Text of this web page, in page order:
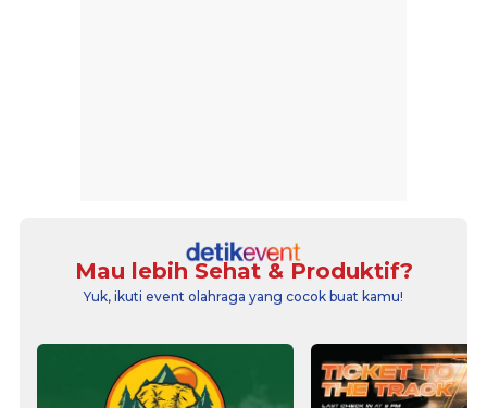
Mau lebih Sehat & Produktif?
Yuk, ikuti event olahraga yang cocok buat kamu!